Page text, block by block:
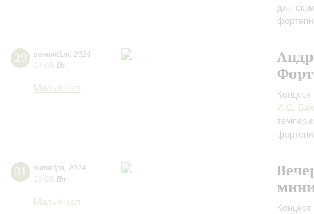
для
29 сентября 2024
19:00 Вс
Малый зал
И.С. Бах
01 октября 2024
19:00 Вт
Малый зал